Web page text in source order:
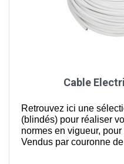
Cable
Retrouvez ici une
(blindés) pour réaliser
normes en vigueur,
Vendus par couronne